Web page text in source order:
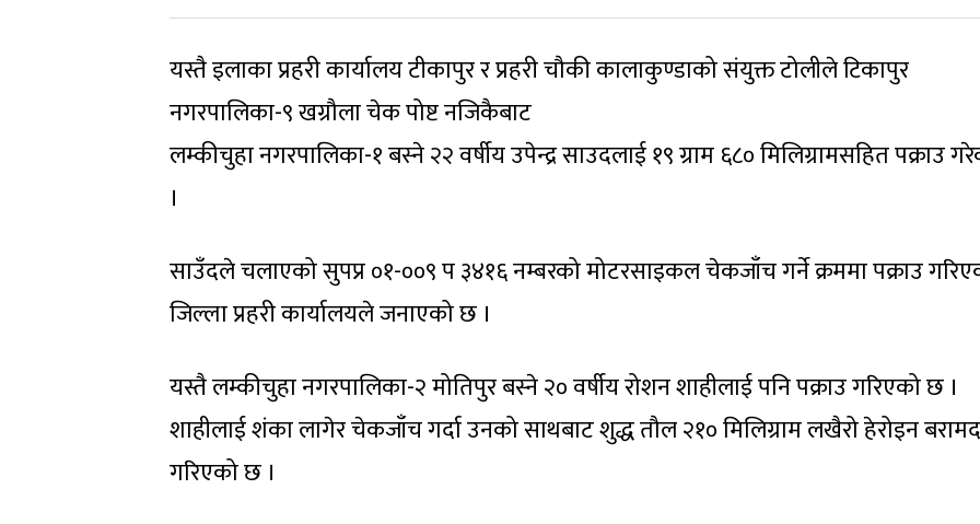
यस्तै इलाका प्रहरी कार्यालय टीकापुर र प्रहरी चौकी कालाकुण्डाको संयुक्त टोलीले टिकापुर
नगरपालिका-९ खग्रौला चेक पोष्ट नजिकैबाट
लम्कीचुहा नगरपालिका-१ बस्ने २२ वर्षीय उपेन्द्र साउदलाई १९ ग्राम ६८० मिलिग्रामसहित पक्राउ
।
साउँदले चलाएको सुपप्र ०१-००९ प ३४१६ नम्बरको मोटरसाइकल चेकजाँच गर्ने क्रममा पक्राउ
जिल्ला प्रहरी कार्यालयले जनाएको छ ।
यस्तै लम्कीचुहा नगरपालिका-२ मोतिपुर बस्ने २० वर्षीय रोशन शाहीलाई पनि पक्राउ गरिएको छ ।
शाहीलाई शंका लागेर चेकजाँच गर्दा उनको साथबाट शुद्ध तौल २१० मिलिग्राम लखैरो हेरोइन बरामद
गरिएको छ ।